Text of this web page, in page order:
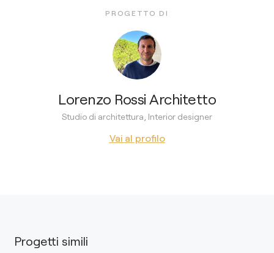
PROGETTO DI
Lorenzo Rossi Architetto
Studio di architettura, Interior designer
Vai al profilo
Progetti simili